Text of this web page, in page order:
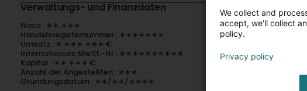
Verwaltungs- und Finanzdaten
Nace : ∗∗.∗∗∗
Handelsregisternummer : ∗∗∗∗∗∗∗
Umsatz : ∗ ∗∗∗ ∗∗∗ €
Internationale MwSt.-Nr : ∗∗∗∗∗∗∗∗∗∗
Kapital : ∗∗ ∗∗∗ €
Anzahl der Angestellten : ∗∗∗
Gründungsdatum : ∗∗/∗∗/∗∗∗∗
We collect and
accept, we'll collect
policy.
Privacy policy